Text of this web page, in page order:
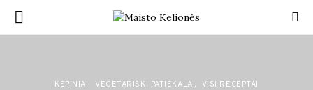
KEPINIAI VEGETARIŠKI PATIEKALAI VISI RECEPTAI